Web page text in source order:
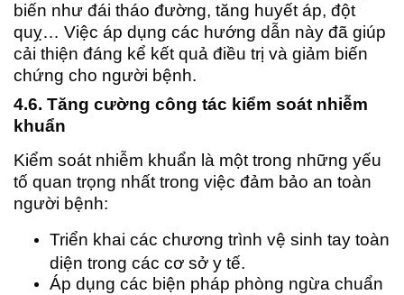
biến như đái tháo đường, tăng huyết áp, đột
quỵ… Việc áp dụng các hướng dẫn này đã giúp
cải thiện đáng kể kết quả điều trị và giảm biến
chứng cho người bệnh.
4.6. Tăng cường công tác kiểm soát nhiễm
khuẩn
Kiểm soát nhiễm khuẩn là một trong những yếu
tố quan trọng nhất trong việc đảm bảo an toàn
người bệnh:
Triển khai các chương trình vệ sinh tay toàn
diện trong các cơ sở y tế.
Áp dụng các biện pháp phòng ngừa chuẩn